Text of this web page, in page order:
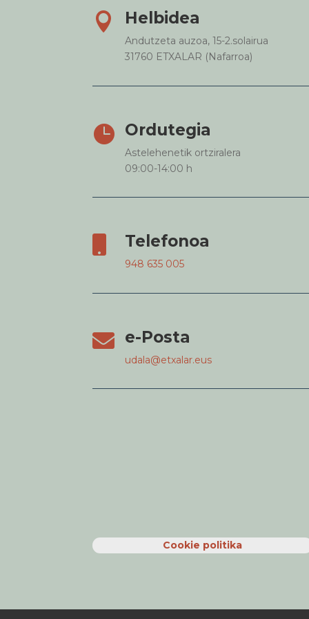
 Helbidea
Andutzeta auzoa, 15-2.solairua
31760 ETXALAR (Nafarroa)
 Ordutegia
Astelehenetik ortziralera
09:00-14:00 h
Telefonoa
948 635 005
 e-Posta
udala@etxalar.eus
Cookie politika